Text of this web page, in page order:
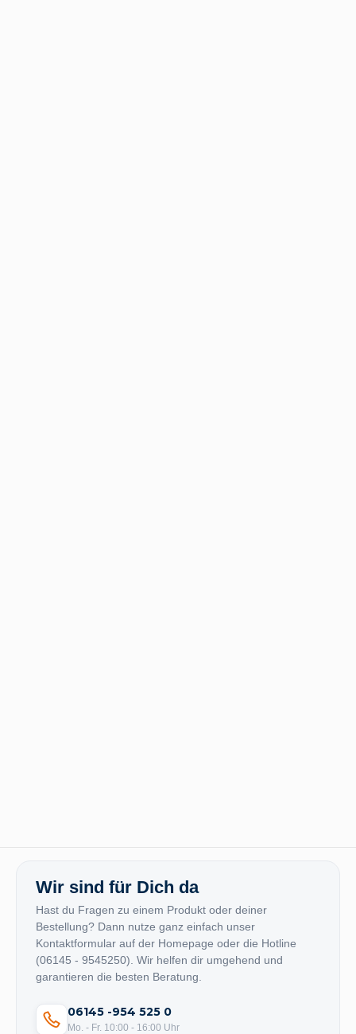
Wir sind für Dich da
Hast du Fragen zu einem Produkt oder deiner
Bestellung? Dann nutze ganz einfach unser
Kontaktformular auf der Homepage oder die Hotline
(06145 - 9545250). Wir helfen dir umgehend und
garantieren die besten Beratung.
06145 -954 525 0
Mo. - Fr. 10:00 - 16:00 Uhr